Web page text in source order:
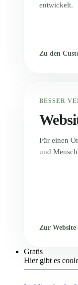
entwickelt.
Zu den
BESSER
Für einen
und
Zur
Gratis
Hier gibt es